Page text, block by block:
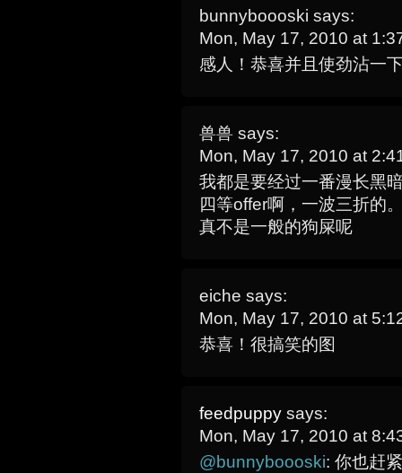
bunnyboooski says:
Mon, May 17, 2010 at
感人！恭喜并且使劲沾一
兽兽 says:
Mon, May 17, 2010 at
我都是要经过一番漫长黑
四等offer啊，一波三折的
真不是一般的狗屎呢
eiche says:
Mon, May 17, 2010 at
恭喜！很搞笑的图
feedpuppy says:
Mon, May 17, 2010 at
@bunnyboooski: 你也赶